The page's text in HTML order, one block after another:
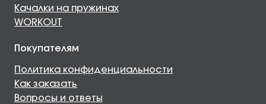
Качалки на пружинах
WORKOUT
Покупателям
Политика конфиденциальности
Как заказать
Вопросы и ответы